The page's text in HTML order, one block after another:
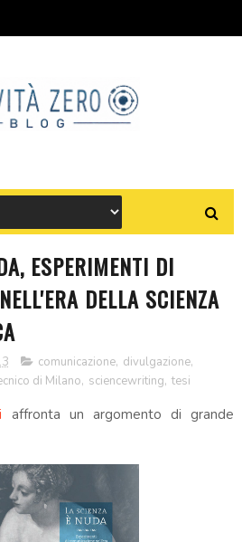
ESPERIMENTI DI
DELLA SCIENZA
comunicazione, divulgazione,
di Milano, sciencewriting, tesi
affronta un argomento di grande